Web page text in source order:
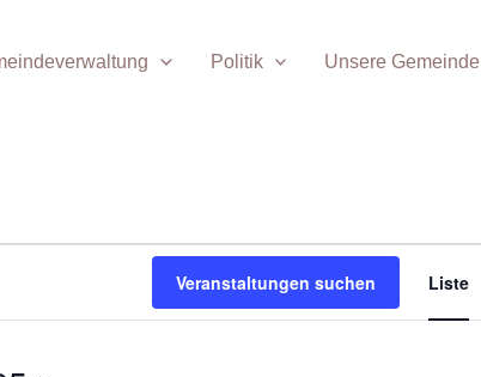
Politik Unsere Gemeinde
Veranstaltungen suchen Liste